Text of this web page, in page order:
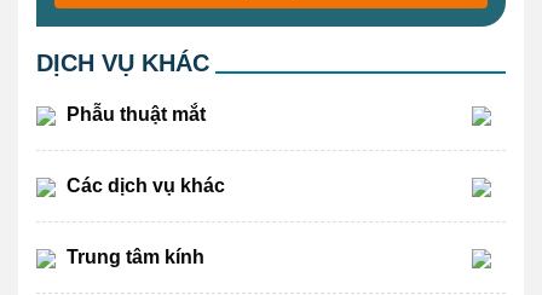
DỊCH VỤ KHÁC
Phẫu thuật mắt
Các dịch vụ khác
Trung tâm kính